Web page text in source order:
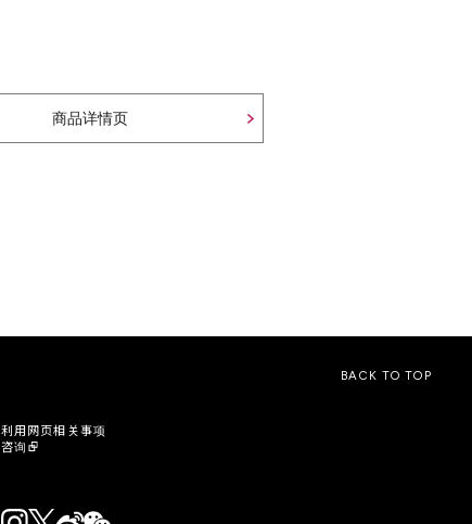
商品详情页
BACK TO TOP
利用网页相关事项
咨询